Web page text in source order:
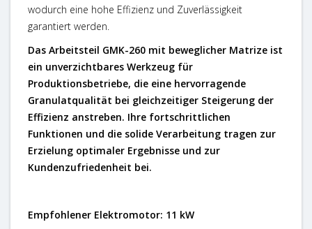
wodurch eine hohe Effizienz und Zuverlässigkeit
garantiert werden.
Das Arbeitsteil GMK-260 mit beweglicher Matrize ist
ein unverzichtbares Werkzeug für
Produktionsbetriebe, die eine hervorragende
Granulatqualität bei gleichzeitiger Steigerung der
Effizienz anstreben. Ihre fortschrittlichen
Funktionen und die solide Verarbeitung tragen zur
Erzielung optimaler Ergebnisse und zur
Kundenzufriedenheit bei.
Empfohlener Elektromotor: 11 kW